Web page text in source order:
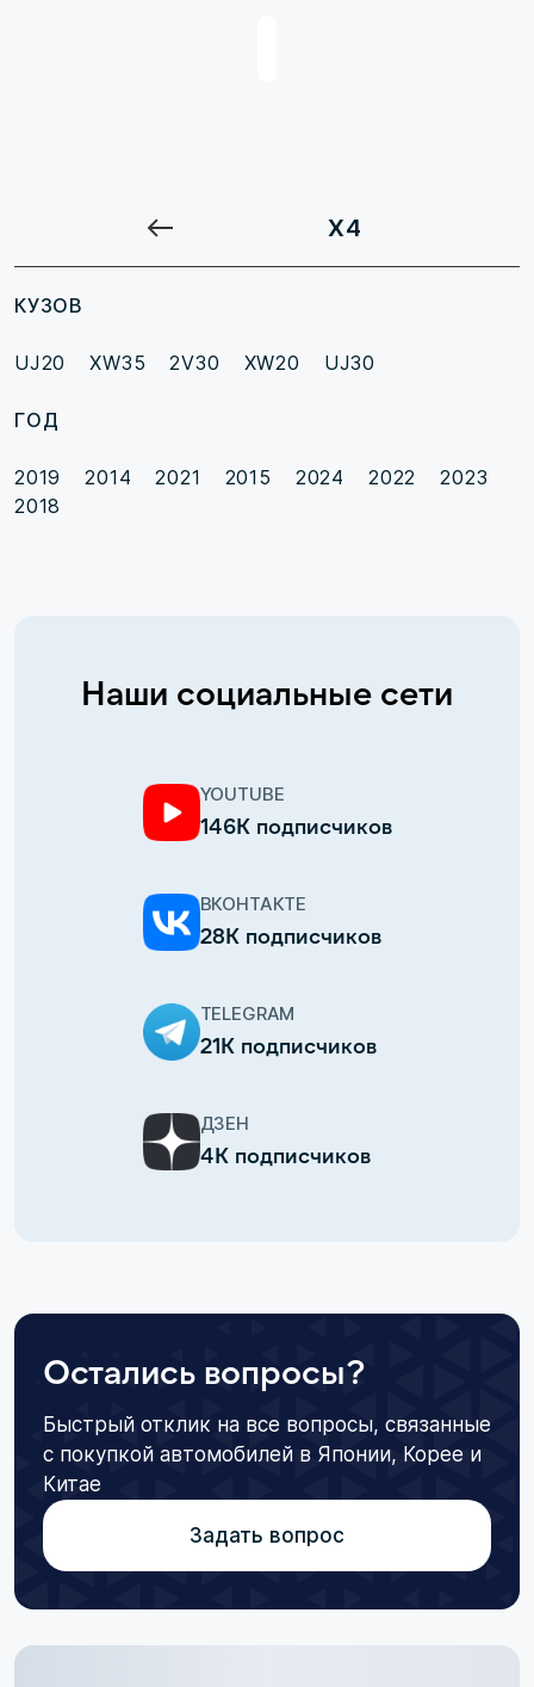
X4
КУЗОВ
UJ20 XW35 2V30 XW20 UJ30
ГОД
2019 2014 2021 2015 2024 2022
2023
2018
Наши социальные сети
YOUTUBE
146К подписчиков
ВКОНТАКТЕ
28К подписчиков
TELEGRAM
21К подписчиков
ДЗЕН
4К подписчиков
Остались вопросы?
Быстрый отклик на все вопросы, связанные
с покупкой автомобилей в Японии, Корее и
Китае
Задать вопрос